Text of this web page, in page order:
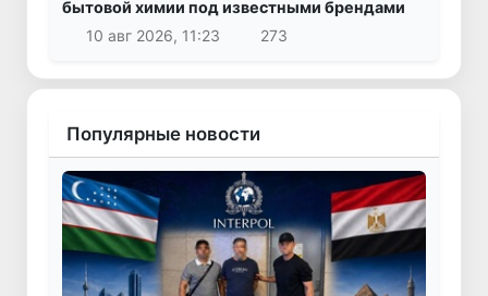
бытовой химии под известными брендами
10 авг 2026, 11:23
273
Популярные новости